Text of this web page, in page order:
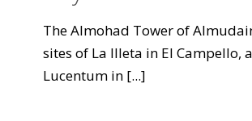
The Almohad Tower of
sites of La Illeta in El Campello,
Lucentum in [...]